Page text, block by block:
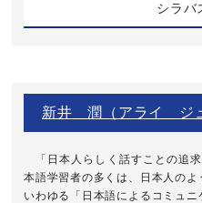
シラバ
新井 潤（アライ ジ
「日本人らしく話すことの追
本語学習者の多くは、日本人のよ
いわゆる「日本語によるコミュ